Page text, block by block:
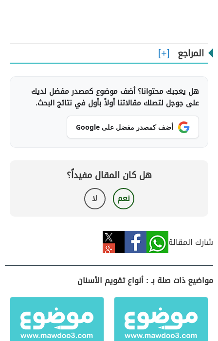
المراجع
هل يعجبك محتوانا؟ أضف موضوع كمصدر مفضل لديك
على جوجل لتصلك مقالاتنا أولاً بأول في نتائج البحث.
أضف كمصدر مفضل على Google
هل كان المقال مفيداً؟
نعم لا
شارك المقالة
مواضيع ذات صلة بـ : أنواع تقويم الأسنان